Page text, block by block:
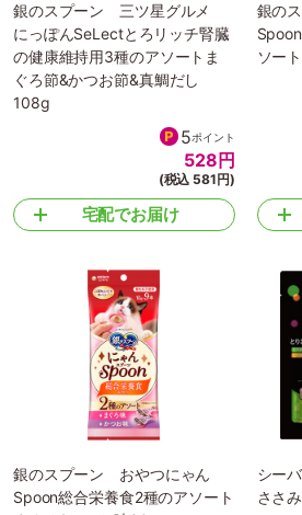
銀のスプーン 三ツ星グルメ
にっぽんSeLectとろリッチ腎臓
の健康維持用3種のアソートま
ぐろ節&かつお節&真鯛だし
108g
5ポイント
528 円
(税込 581円)
宅配でお届け
銀の
ソー
銀のスプーン おやつにゃん
Spoon総合栄養食2種のアソート
シー
ささ